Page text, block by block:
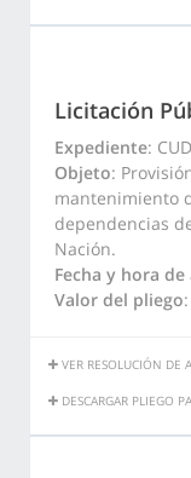
Licitación
Expediente:
Objeto:
mantenimiento
dependencias
Nación.
Fecha y hora
Valor del pliego
VER RESOLUCIÓN DE
DESCARGAR PLIEGO